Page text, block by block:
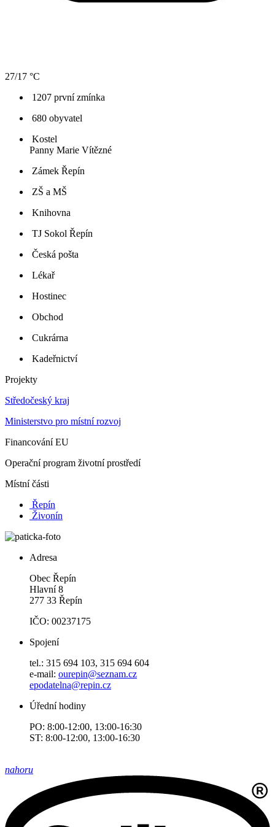
27/17 °C
1207 první zmínka
680 obyvatel
Kostel
Panny Marie Vítězné
Zámek Řepín
ZŠ a MŠ
Knihovna
TJ Sokol Řepín
Česká pošta
Lékař
Hostinec
Obchod
Cukrárna
Kadeřnictví
Projekty
Středočeský kraj
Ministerstvo pro místní rozvoj
Financování EU
Operační program životní prostředí
Místní části
Řepín
Živonín
Adresa
Obec Řepín
Hlavní 8
277 33 Řepín
IČO: 00237175
Spojení
tel.: 315 694 103, 315 694 604
e-mail: ourepin@seznam.cz
epodatelna@repin.cz
Úřední hodiny
PO: 8:00-12:00, 13:00-16:30
ST: 8:00-12:00, 13:00-16:30
nahoru